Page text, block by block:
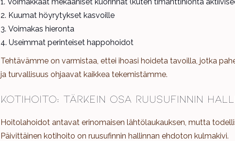
Kuumat höyrytykset kasvoille
Voimakas hieronta
Useimmat perinteiset happohoidot
Tehtävämme on varmistaa, ettei ihoasi hoideta tavoilla, jotka
ja turvallisuus ohjaavat kaikkea tekemistämme.
Kotihoito: Tärkein osa ruusufinnin
Hoitolahoidot antavat erinomaisen lähtölaukauksen, mutta
Päivittäinen kotihoito on ruusufinnin hallinnan ehdoton kulmakivi.